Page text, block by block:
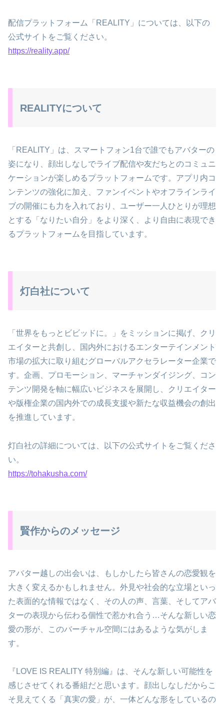
配信プラットフォーム「REALITY」については、以下の
公式サイトをご覧ください。
https://reality.app/
REALITYについて
「REALITY」は、スマートフォン1台で誰でもアバターの
姿になり、顔出しなしでライブ配信や友だちとのコミュニ
ケーションが楽しめるプラットフォームです。アプリ内コ
ンテンツの強化に加え、ファンイベントやオフラインライ
ブの開催にも力を入れており、ユーザー一人ひとりが理想
とする「なりたい自分」をより深く、より自由に表現でき
るプラットフォームを目指しています。
灯白社について
「世界をもっとビビッドに。」をミッションに掲げ、クリ
エイターと共創し、国内外におけるエンターテインメント
市場の拡大に取り組むグローバルアクセラレーター企業で
す。企画、プロモーション、マーチャンダイジング、コン
テンツ開発を軸に幅広いビジネスを展開し、クリエイター
や版権企業の国内外での成長支援や新たな収益機会の創出
を推進しています。
灯白社の詳細については、以下の公式サイトをご覧くださ
い。
https://tohakusha.com/
賢作からのメッセージ
アバター越しの出会いは、もしかしたら皆さんの恋愛観を
大きく変えるかもしれません。外見や社会的な立場といっ
た表面的な情報ではなく、その人の声、言葉、そしてアバ
ターの表現から伝わる個性で惹かれ合う…そんな新しい恋
愛の形が、このバーチャル空間にはあるような気がしま
す。
『LOVE IS REALITY 特別編』は、そんな新しい可能性を
感じさせてくれる番組だと思います。顔出しなしだからこ
そ見えてくる「真実の愛」が、一体どんな形をしているの